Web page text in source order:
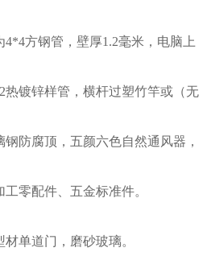
4*4方钢管，壁厚1.2毫米，电脑上
热镀锌样管，横杆过塑竹竿或（无
钢防腐顶，五颜六色自然通风器，
工零配件、五金标准件。
材单道门，磨砂玻璃。